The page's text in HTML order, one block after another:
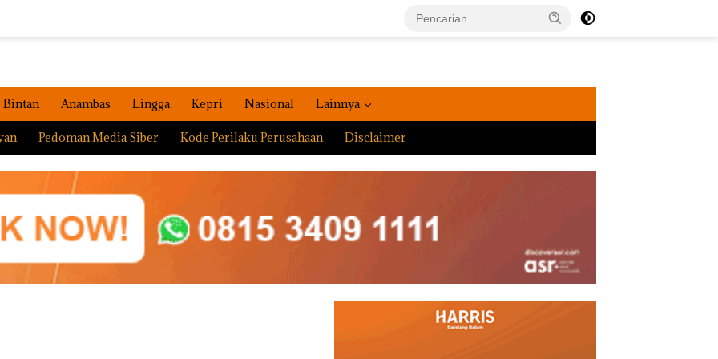
Bintan Anambas Lingga Kepri Nasional Lainnya
Pedoman Media Siber Kode Perilaku Perusahaan Disclaimer